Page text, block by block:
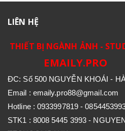
LIÊN HỆ
THIẾT BỊ NGÀNH ẢNH -
EMAILY.PRO
ĐC: Số 500 NGUYỄN KHOÁI -
Email : emaily.pro88@gmail.com
Hotline : 0933997819 -
STK1 : 8008 5445 3993 -